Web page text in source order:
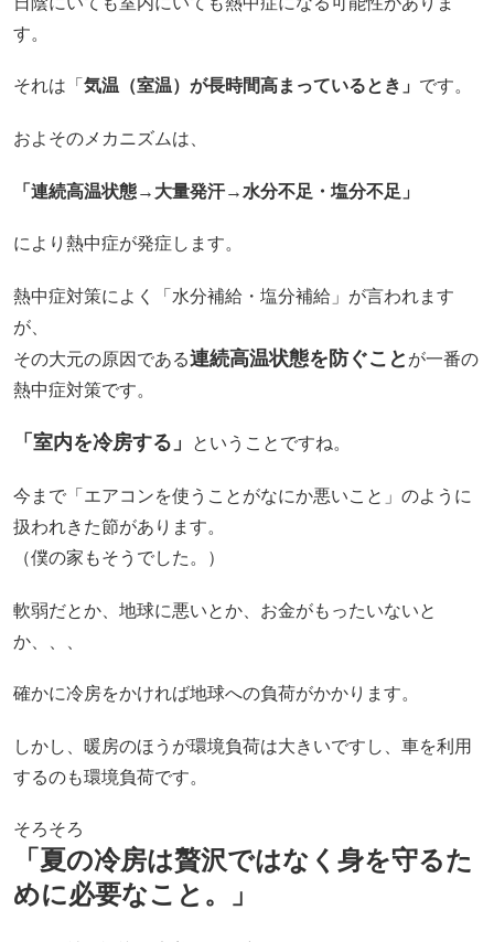
す。
それは「 気温（室温）が長時間高まっているとき」 です。
およそのメカニズムは、
「連続高温状態→大量発汗→水分不足・塩分不足」
により熱中症が発症します。
熱中症対策によく「水分補給・塩分補給」が言われます
が、
その大元の原因である連続高温状態を防ぐこと が一番の
熱中症対策です。
「室内を冷房する」 ということですね。
今まで「エアコンを使うことがなにか悪いこと」のように
扱われきた節があります。
（僕の家もそうでした。）
軟弱だとか、地球に悪いとか、お金がもったいないと
か、、、
確かに冷房をかければ地球への負荷がかかります。
しかし、暖房のほうが環境負荷は大きいですし、車を利用
するのも環境負荷です。
そろそろ
「夏の冷房は贅沢ではなく身を守るた
めに必要なこと。」